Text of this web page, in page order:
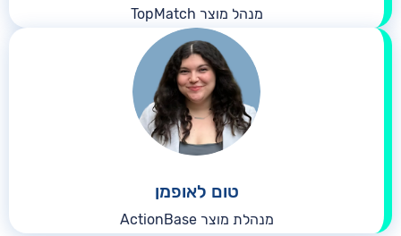
מנהל מוצר TopMatch
טום לאופמן
מנהלת מוצר ActionBase